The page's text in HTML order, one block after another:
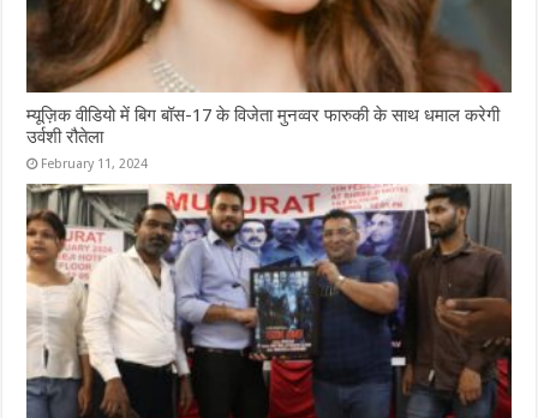
म्यूज़िक वीडियो में बिग बॉस-17 के विजेता मुनव्वर फारुकी के साथ धमाल करेगी
उर्वशी रौतेला
February 11, 2024